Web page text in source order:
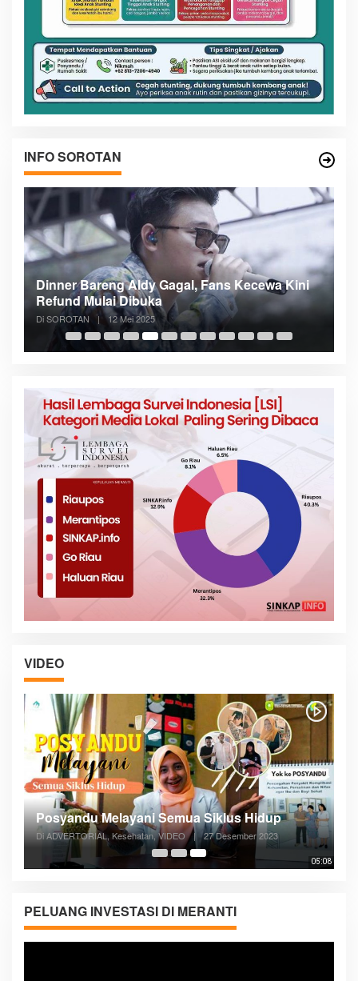
INFO SOROTAN
Dinner Bareng Aldy Gagal, Fans Kecewa Kini
Refund Mulai Dibuka
Di SOROTAN | 12 Mei 2025
VIDEO
05:08
Posyandu Melayani Semua Siklus Hidup
Di ADVERTORIAL, Kesehatan, VIDEO | 27 Desember 2023
PELUANG INVESTASI DI MERANTI
Pemutar